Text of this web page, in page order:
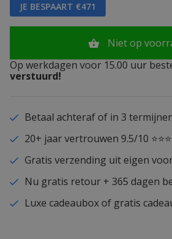
JE BESPAART €471
Niet op
Op werkdagen voor 15.00 uur
verstuurd!
Betaal achteraf of in 3
20+ jaar vertrouwen 9.5/10
Gratis verzending uit eigen
Nu gratis retour + 365 dagen
Luxe cadeaubox of gratis